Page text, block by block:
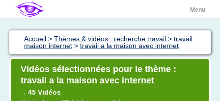
Menu
Accueil > Thèmes & vidéos : recherche travail > travail
maison internet > travail a la maison avec internet
Vidéos sélectionnées pour le thème :
travail a la maison avec internet
→ 45 Vidéos